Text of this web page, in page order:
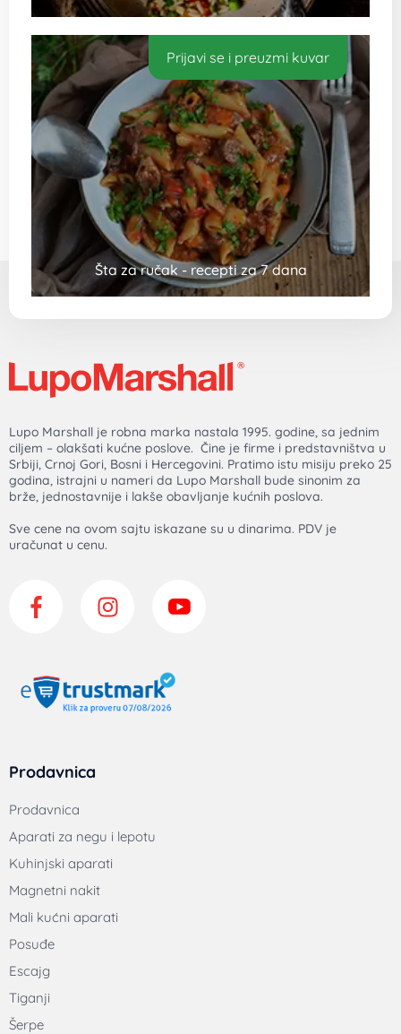
Prijavi se i preuzmi kuvar
Šta za ručak - recepti za 7 dana
Lupo Marshall je robna marka nastala 1995. godine, sa jednim
ciljem – olakšati kućne poslove. Čine je firme i predstavništva u
Srbiji, Crnoj Gori, Bosni i Hercegovini. Pratimo istu misiju preko 25
godina, istrajni u nameri da Lupo Marshall bude sinonim za
brže, jednostavnije i lakše obavljanje kućnih poslova.
Sve cene na ovom sajtu iskazane su u dinarima. PDV je
uračunat u cenu.
Prodavnica
Prodavnica
Aparati za negu i lepotu
Kuhinjski aparati
Magnetni nakit
Mali kućni aparati
Posuđe
Escajg
Tiganji
Šerpe